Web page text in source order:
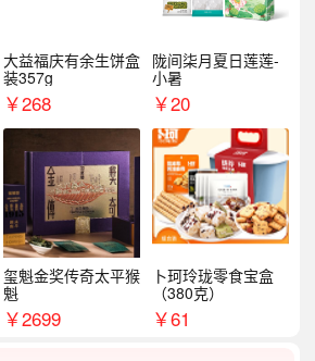
大益福庆有余生饼盒
装357g
￥268
陇间柒月夏日莲莲-
小暑
￥20
玺魁金奖传奇太平猴
魁
￥2699
卜珂玲珑零食宝盒
（380克）
￥61